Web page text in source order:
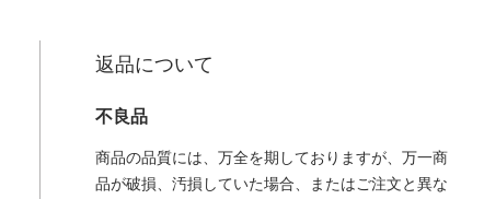
返品について
不良品
商品の品質には、万全を期しておりますが、万一商
品が破損、汚損していた場合、またはご注文と異な